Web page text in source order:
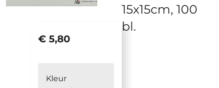
15x15cm, 100
bl.
€ 5,80
Kleur